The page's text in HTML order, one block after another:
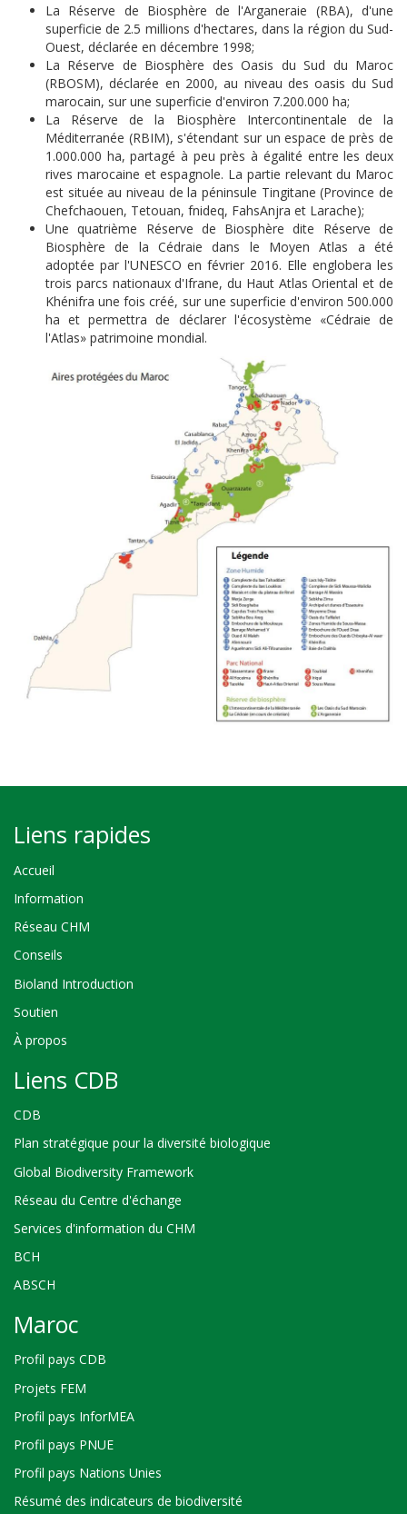
La Réserve de Biosphère de l'Arganeraie (RBA), d'une
superficie de 2.5 millions d'hectares, dans la région du Sud-
Ouest, déclarée en décembre 1998;
La Réserve de Biosphère des Oasis du Sud du Maroc
(RBOSM), déclarée en 2000, au niveau des oasis du Sud
marocain, sur une superficie d'environ 7.200.000 ha;
La Réserve de la Biosphère Intercontinentale de la
Méditerranée (RBIM), s'étendant sur un espace de près de
1.000.000 ha, partagé à peu près à égalité entre les deux
rives marocaine et espagnole. La partie relevant du Maroc
est située au niveau de la péninsule Tingitane (Province de
Chefchaouen, Tetouan, fnideq, Fahs­Anjra et Larache);
Une quatrième Réserve de Biosphère dite Réserve de
Biosphère de la Cédraie dans le Moyen Atlas a été
adoptée par l'UNESCO en février 2016. Elle englobera les
trois parcs nationaux d'Ifrane, du Haut Atlas Oriental et de
Khénifra une fois créé, sur une superficie d'environ 500.000
ha et permettra de déclarer l'écosystème «Cédraie de
l'Atlas» patrimoine mondial.
Liens rapides
Accueil
Information
Réseau CHM
Conseils
Bioland Introduction
Soutien
À propos
Liens CDB
CDB
Plan stratégique pour la diversité biologique
Global Biodiversity Framework
Réseau du Centre d'échange
Services d'information du CHM
BCH
ABSCH
Maroc
Profil pays CDB
Projets FEM
Profil pays InforMEA
Profil pays PNUE
Profil pays Nations Unies
Résumé des indicateurs de biodiversité